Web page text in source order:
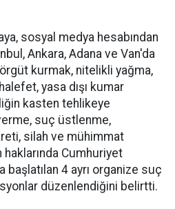
sosyal medya hesabından
Ankara, Adana ve Van'da
kurmak, nitelikli yağma,
yasa dışı kumar
kasten tehlikeye
suç üstlenme,
silah ve mühimmat
haklarında Cumhuriyet
başlatılan 4 ayrı organize suç
düzenlendiğini belirtti.